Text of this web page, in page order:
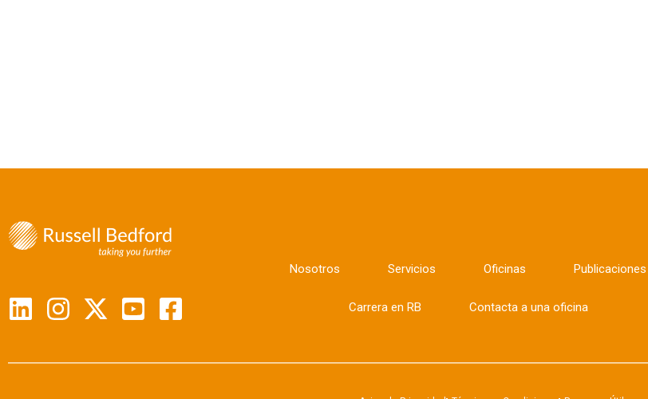
Nosotros Servicios Oficinas Publicaciones
Carrera en RB Contacta a una oficina